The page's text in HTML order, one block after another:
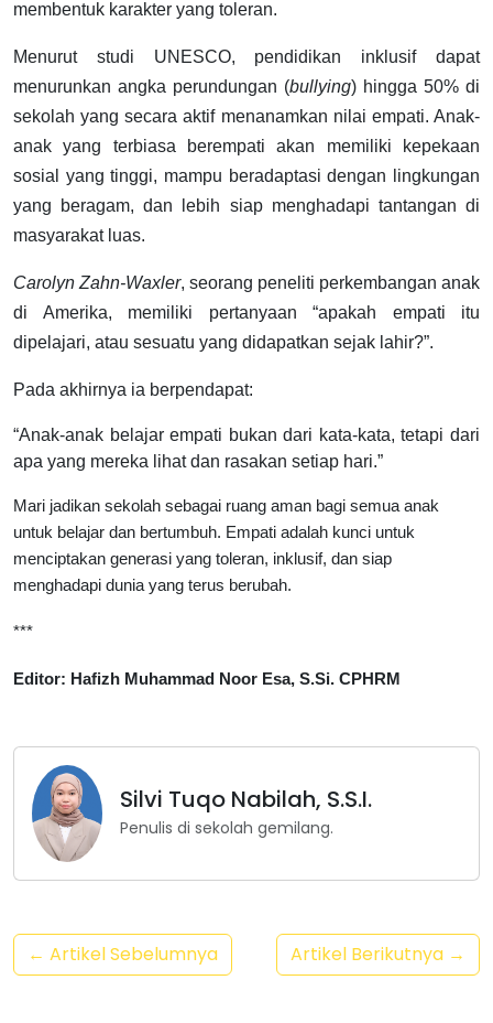
membentuk karakter yang toleran.
Menurut studi UNESCO, pendidikan inklusif dapat
menurunkan angka perundungan (bullying) hingga 50% di
sekolah yang secara aktif menanamkan nilai empati. Anak-
anak yang terbiasa berempati akan memiliki kepekaan
sosial yang tinggi, mampu beradaptasi dengan lingkungan
yang beragam, dan lebih siap menghadapi tantangan di
masyarakat luas.
Carolyn Zahn-Waxler, seorang peneliti perkembangan anak
di Amerika, memiliki pertanyaan “apakah empati itu
dipelajari, atau sesuatu yang didapatkan sejak lahir?”.
Pada akhirnya ia berpendapat:
“Anak-anak belajar empati bukan dari kata-kata, tetapi dari
apa yang mereka lihat dan rasakan setiap hari.”
Mari jadikan sekolah sebagai ruang aman bagi semua anak
untuk belajar dan bertumbuh. Empati adalah kunci untuk
menciptakan generasi yang toleran, inklusif, dan siap
menghadapi dunia yang terus berubah.
***
Editor: Hafizh Muhammad Noor Esa, S.Si. CPHRM
Silvi Tuqo Nabilah, S.S.I.
Penulis di sekolah gemilang.
← Artikel Sebelumnya Artikel Berikutnya →